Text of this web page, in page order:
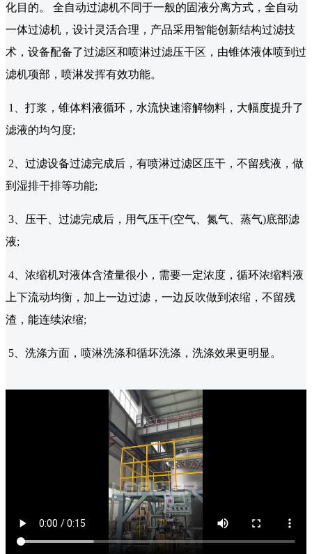
化目的。 全自动过滤机不同于一般的固液分离方式，全自动
一体过滤机，设计灵活合理，产品采用智能创新结构过滤技
术，设备配备了过滤区和喷淋过滤压干区，由锥体液体喷到过
滤机项部，喷淋发挥有效功能。
1、打浆，锥体料液循环，水流快速溶解物料，大幅度提升了
滤液的均匀度;
2、过滤设备过滤完成后，有喷淋过滤区压干，不留残液，做
到湿排干排等功能;
3、压干、过滤完成后，用气压干(空气、氮气、蒸气)底部滤
液;
4、浓缩机对液体含渣量很小，需要一定浓度，循环浓缩料液
上下流动均衡，加上一边过滤，一边反吹做到浓缩，不留残
渣，能连续浓缩;
5、洗涤方面，喷淋洗涤和循坏洗涤，洗涤效果更明显。